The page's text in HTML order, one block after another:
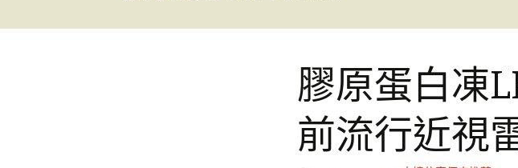
膠原蛋白凍
前流行近視